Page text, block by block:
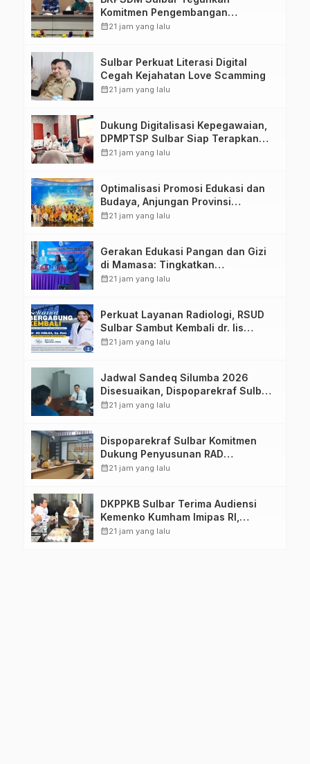
Komitmen Pengembangan
Kompetensi ASN melalui
calendar_month21 jam yang lalu
Sulbar Perkuat Literasi Digital
Cegah Kejahatan Love Scamming
calendar_month21 jam yang lalu
Dukung Digitalisasi Kepegawaian,
DPMPTSP Sulbar Siap Terapkan
Aplikasi FLEKSI ASN
calendar_month21 jam yang lalu
Optimalisasi Promosi Edukasi dan
Budaya, Anjungan Provinsi
Sulawesi Barat Perkuat Kolaborasi
calendar_month21 jam yang lalu
Gerakan Edukasi Pangan dan Gizi
di Mamasa: Tingkatkan
Pengetahuan dan Keterampilan
calendar_month21 jam yang lalu
Perkuat Layanan Radiologi, RSUD
Sulbar Sambut Kembali dr. Iis
Imelda, Sp.Rad
calendar_month21 jam yang lalu
Jadwal Sandeq Silumba 2026
Disesuaikan, Dispoparekraf Sulbar
Pastikan Persiapan Tetap
calendar_month21 jam yang lalu
Dispoparekraf Sulbar Komitmen
Dukung Penyusunan RAD
TPB/SDGs Sulawesi Barat
calendar_month21 jam yang lalu
DKPPKB Sulbar Terima Audiensi
Kemenko Kumham Imipas RI,
Perkuat Pelayanan Kesehatan bagi
calendar_month21 jam yang lalu